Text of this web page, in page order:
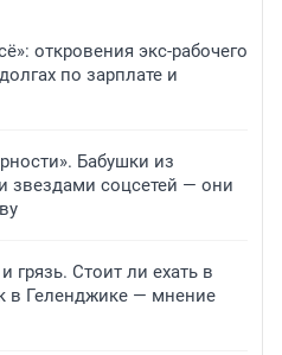
откровения экс-рабочего
по зарплате и
Бабушки из
звездами соцсетей — они
грязь. Стоит ли ехать в
в Геленджике — мнение